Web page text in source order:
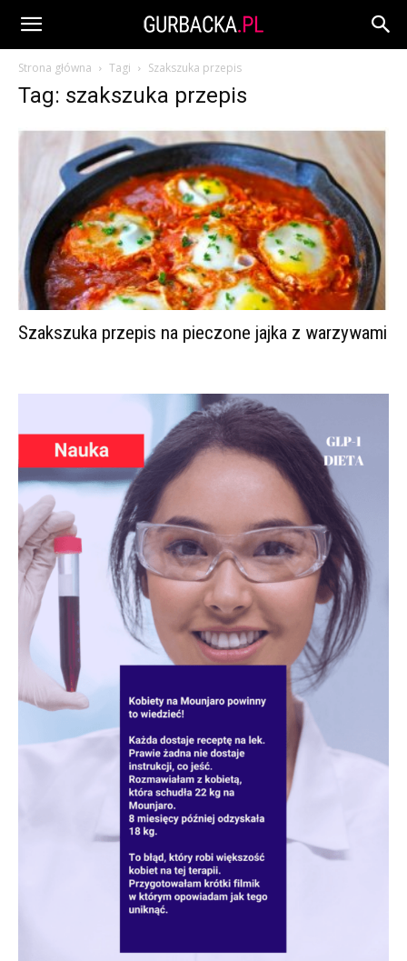
Strona główna Tagi Szakszuka przepis
Tag: szakszuka przepis
Szakszuka przepis na pieczone jajka z warzywami